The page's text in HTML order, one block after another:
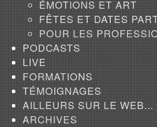
ÉMOTIONS ET ART
FÊTES ET DATES
POUR LES
PODCASTS
LIVE
FORMATIONS
TÉMOIGNAGES
AILLEURS SUR LE WEB...
ARCHIVES